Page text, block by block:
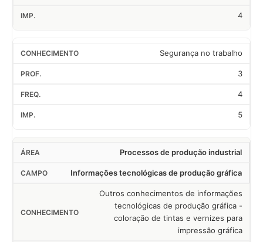
4
Segurança no trabalho
3
4
5
Processos de produção industrial
Informações tecnológicas de produção gráfica
Outros conhecimentos de informações
tecnológicas de produção gráfica -
coloração de tintas e vernizes para
impressão gráfica